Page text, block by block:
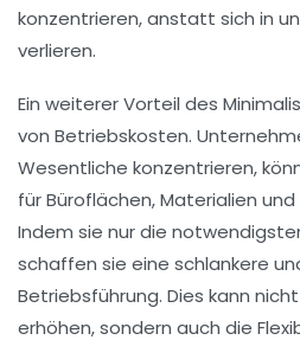
konzentrieren, anstatt sich in
verlieren.
Ein weiterer Vorteil des
von Betriebskosten.
Wesentliche konzentrieren,
für Büroflächen, Materialien
Indem sie nur die
schaffen sie eine schlankere
Betriebsführung. Dies kann
erhöhen, sondern auch die